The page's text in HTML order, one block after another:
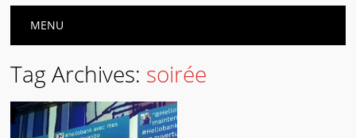
Main menu
MENU
Tag Archives: soirée